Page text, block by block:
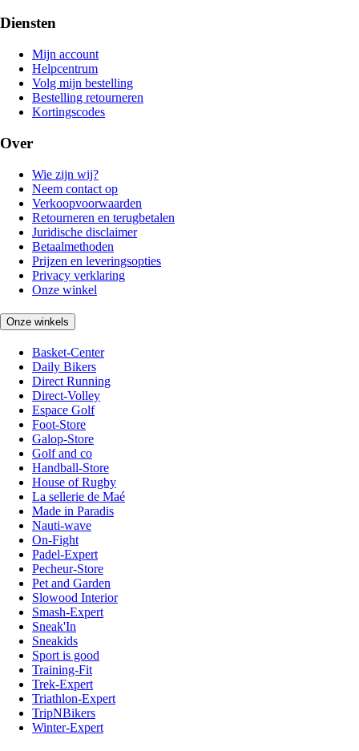
Diensten
Mijn account
Helpcentrum
Volg mijn bestelling
Bestelling retourneren
Kortingscodes
Over
Wie zijn wij?
Neem contact op
Verkoopvoorwaarden
Retourneren en terugbetalen
Juridische disclaimer
Betaalmethoden
Prijzen en leveringsopties
Privacy verklaring
Onze winkel
Onze winkels
Basket-Center
Daily Bikers
Direct Running
Direct-Volley
Espace Golf
Foot-Store
Galop-Store
Golf and co
Handball-Store
House of Rugby
La sellerie de Maé
Made in Paradis
Nauti-wave
On-Fight
Padel-Expert
Pecheur-Store
Pet and Garden
Slowood Interior
Smash-Expert
Sneak'In
Sneakids
Sport is good
Training-Fit
Trek-Expert
Triathlon-Expert
TripNBikers
Winter-Expert